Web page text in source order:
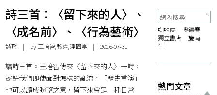
詩三首：〈留下來的人〉、
〈成名前〉、〈行為藝術〉
詩歌 | by 王培智,黎喜,潘國亨 | 2026-07-31
讀詩三首。王培智傳來〈留下來的人〉一詩，
寄語我們即使面對怎樣的亂流，「歷史重演」
也可以讀成盼望之意，留下來會是一種日常
蜘蛛俠
奧德賽
獨立書店
施南
生
熱門文章